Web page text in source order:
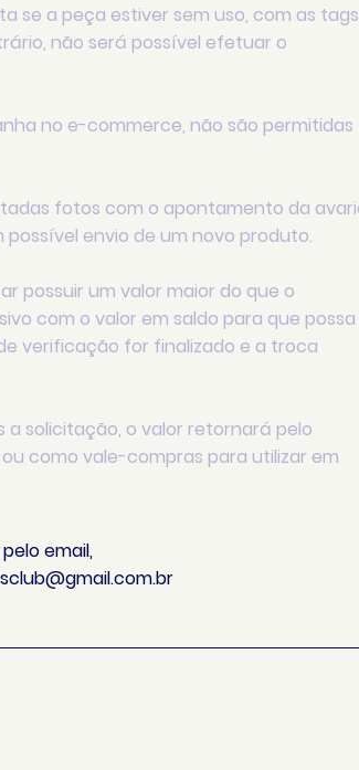
se a peça estiver sem uso, com as
não será possível efetuar o
no e-commerce, não são permitidas
fotos com o apontamento da
envio de um novo produto.
possuir um valor maior do que o
com o valor em saldo para que possa
verificação for finalizado e a troca
a solicitação, o valor retornará pelo
como vale-compras para utilizar em
email,